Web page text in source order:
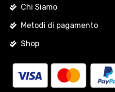
Chi Siamo
Metodi di pagamento
Shop